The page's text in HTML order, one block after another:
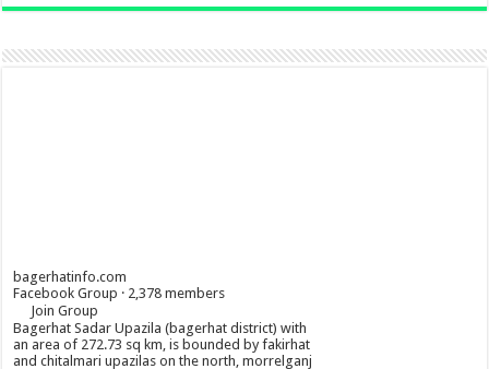
bagerhatinfo.com
Facebook Group · 2,378 members
Join Group
Bagerhat Sadar Upazila (bagerhat district) with
an area of 272.73 sq km, is bounded by fakirhat
and chitalmari upazilas on the north, morrelganj